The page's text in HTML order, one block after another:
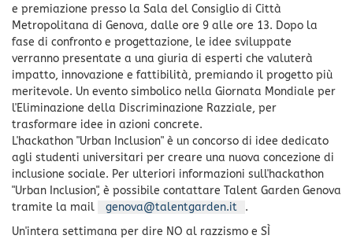
e premiazione presso la Sala del Consiglio di Città
Metropolitana di Genova, dalle ore 9 alle ore 13. Dopo la
fase di confronto e progettazione, le idee sviluppate
verranno presentate a una giuria di esperti che valuterà
impatto, innovazione e fattibilità, premiando il progetto più
meritevole. Un evento simbolico nella Giornata Mondiale per
l'Eliminazione della Discriminazione Razziale, per
trasformare idee in azioni concrete.
L'hackathon "Urban Inclusion" è un concorso di idee dedicato
agli studenti universitari per creare una nuova concezione di
inclusione sociale. Per ulteriori informazioni sull'hackathon
"Urban Inclusion", è possibile contattare Talent Garden Genova
tramite la mail
genova@talentgarden.it
.
Un'intera settimana per dire NO al razzismo e SÌ